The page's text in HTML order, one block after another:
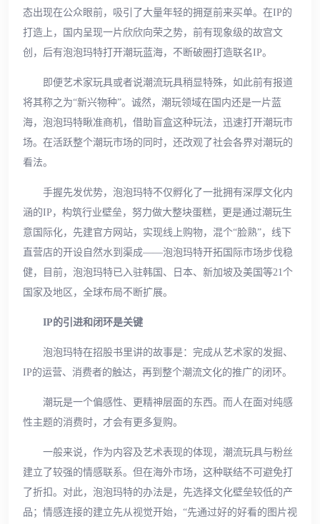
态出现在公众眼前，吸引了大量年轻的拥趸前来买单。在IP的
打造上，国内呈现一片欣欣向荣之势，前有现象级的故宫文
创，后有泡泡玛特打开潮玩蓝海，不断破圈打造联名IP。
即便艺术家玩具或者说潮流玩具稍显特殊，如此前有报道
将其称之为“新兴物种”。诚然，潮玩领域在国内还是一片蓝
海，泡泡玛特瞅准商机，借助盲盒这种玩法，迅速打开潮玩市
场。在活跃整个潮玩市场的同时，还改观了社会各界对潮玩的
看法。
手握先发优势，泡泡玛特不仅孵化了一批拥有深厚文化内
涵的IP，构筑行业壁垒，努力做大整块蛋糕，更是通过潮玩生
意国际化，先建官方网站，实现线上购物，混个“脸熟”，线下
直营店的开设自然水到渠成——泡泡玛特开拓国际市场步伐稳
健，目前，泡泡玛特已入驻韩国、日本、新加坡及美国等21个
国家及地区，全球布局不断扩展。
IP的引进和闭环是关键
泡泡玛特在招股书里讲的故事是：完成从艺术家的发掘、
IP的运营、消费者的触达，再到整个潮流文化的推广的闭环。
潮玩是一个偏感性、更精神层面的东西。而人在面对纯感
性主题的消费时，才会有更多复购。
一般来说，作为内容及艺术表现的体现，潮流玩具与粉丝
建立了较强的情感联系。但在海外市场，这种联结不可避免打
了折扣。对此，泡泡玛特的办法是，先选择文化壁垒较低的产
品；情感连接的建立先从视觉开始，“先通过好的好看的图片视